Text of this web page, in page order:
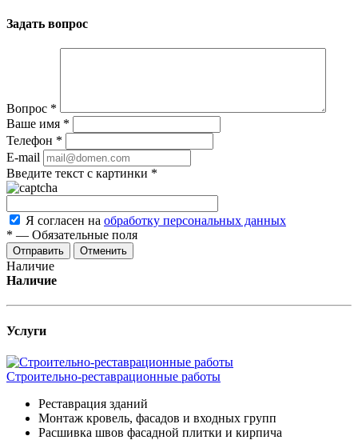
Задать вопрос
Вопрос *
Ваше имя *
Телефон *
E-mail
Введите текст с картинки *
Я согласен на обработку персональных данных
* — Обязательные поля
Отменить
Наличие
Наличие
Услуги
Строительно-реставрационные работы
Реставрация зданий
Монтаж кровель, фасадов и входных групп
Расшивка швов фасадной плитки и кирпича